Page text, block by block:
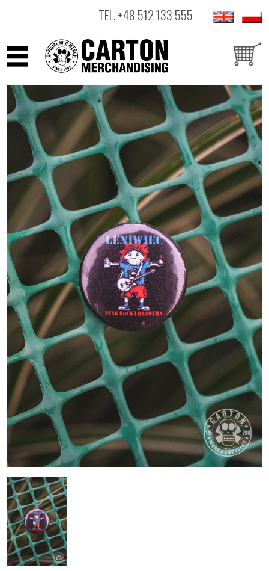
TEL.+48 512 133 555
ARTYŚCI
PRODUKTY
OUTLET